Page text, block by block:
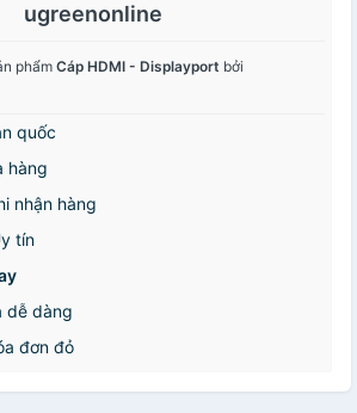
ugreenonline
phẩmCáp HDMI - Displayport bởi
quốc
hàng
nhận hàng
tín
dễ dàng
đơn đỏ